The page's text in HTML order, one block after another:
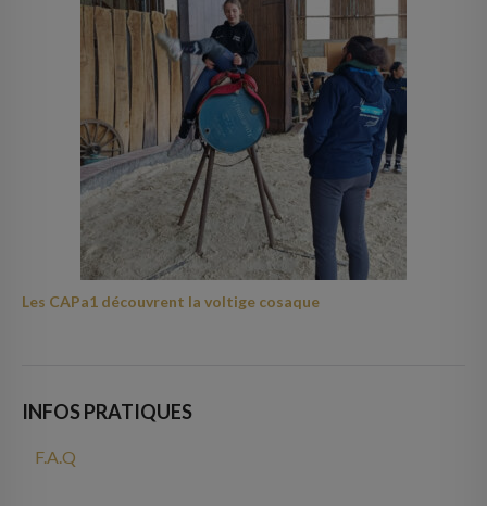
Les CAPa1 découvrent la voltige cosaque
INFOS PRATIQUES
F.A.Q